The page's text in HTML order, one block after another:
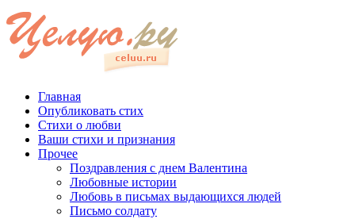
Главная
Опубликовать стих
Стихи о любви
Ваши стихи и признания
Прочее
Поздравления с днем Валентина
Любовные истории
Любовь в письмах выдающихся людей
Письмо солдату